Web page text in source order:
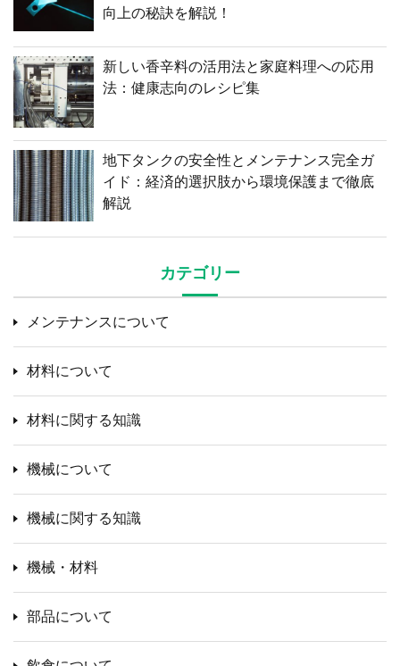
向上の秘訣を解説！
新しい香辛料の活用法と家庭料理への応用
法：健康志向のレシピ集
地下タンクの安全性とメンテナンス完全ガ
イド：経済的選択肢から環境保護まで徹底
解説
カテゴリー
メンテナンスについて
材料について
材料に関する知識
機械について
機械に関する知識
機械・材料
部品について